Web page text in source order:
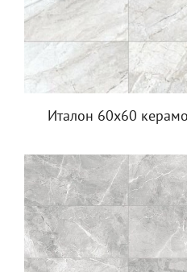
Италон 60х60